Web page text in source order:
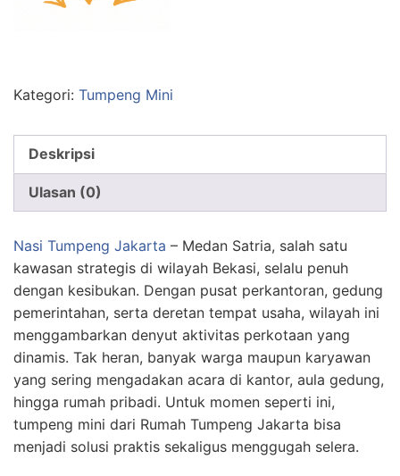
Kategori: Tumpeng Mini
Deskripsi
Ulasan (0)
Nasi Tumpeng Jakarta – Medan Satria, salah satu
kawasan strategis di wilayah Bekasi, selalu penuh
dengan kesibukan. Dengan pusat perkantoran, gedung
pemerintahan, serta deretan tempat usaha, wilayah ini
menggambarkan denyut aktivitas perkotaan yang
dinamis. Tak heran, banyak warga maupun karyawan
yang sering mengadakan acara di kantor, aula gedung,
hingga rumah pribadi. Untuk momen seperti ini,
tumpeng mini dari Rumah Tumpeng Jakarta bisa
menjadi solusi praktis sekaligus menggugah selera.